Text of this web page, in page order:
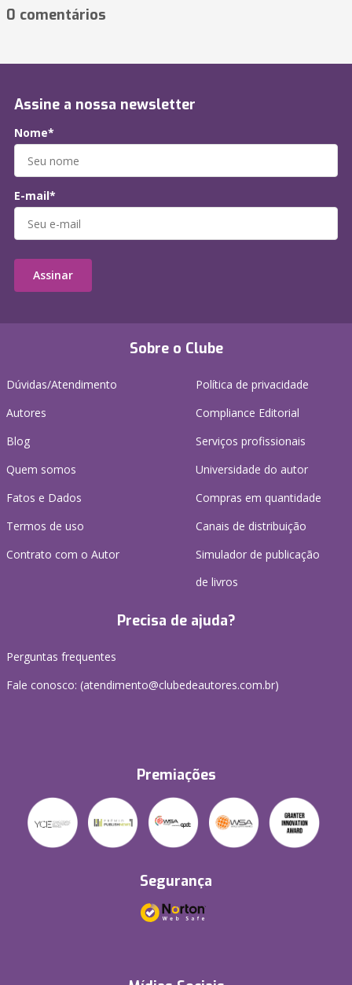
0 comentários
Sobre o Clube
Dúvidas/Atendimento
Autores
Blog
Quem somos
Fatos e Dados
Termos de uso
Contrato com o Autor
Política de privacidade
Compliance Editorial
Serviços profissionais
Universidade do autor
Compras em quantidade
Canais de distribuição
Simulador de publicação
de livros
Precisa de ajuda?
Perguntas frequentes
Fale conosco: (atendimento@clubedeautores.com.br)
Premiações
Segurança
Assine a nossa newsletter
Nome*
E-mail*
Assinar